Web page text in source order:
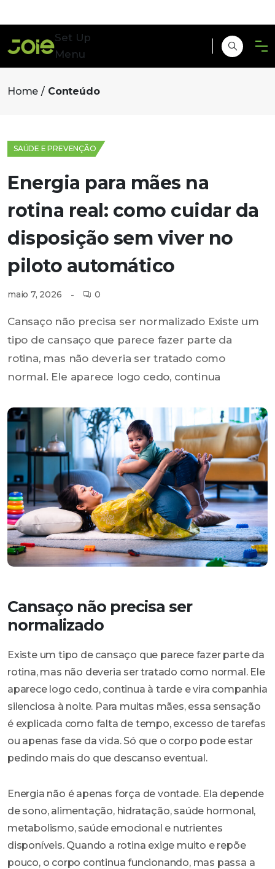
Set Up
Menu
Home Conteúdo
SAÚDE E PREVENÇÃO
Energia para mães na
rotina real: como cuidar da
disposição sem viver no
piloto automático
maio 7, 2026 0
Cansaço não precisa ser normalizado Existe um
tipo de cansaço que parece fazer parte da
rotina, mas não deveria ser tratado como
normal. Ele aparece logo cedo, continua
Cansaço não precisa ser
normalizado
Existe um tipo de cansaço que parece fazer parte da
rotina, mas não deveria ser tratado como normal. Ele
aparece logo cedo, continua à tarde e vira companhia
silenciosa à noite. Para muitas mães, essa sensação
é explicada como falta de tempo, excesso de tarefas
ou apenas fase da vida. Só que o corpo pode estar
pedindo mais do que descanso eventual.
Energia não é apenas força de vontade. Ela depende
de sono, alimentação, hidratação, saúde hormonal,
metabolismo, saúde emocional e nutrientes
disponíveis. Quando a rotina exige muito e repõe
pouco, o corpo continua funcionando, mas passa a